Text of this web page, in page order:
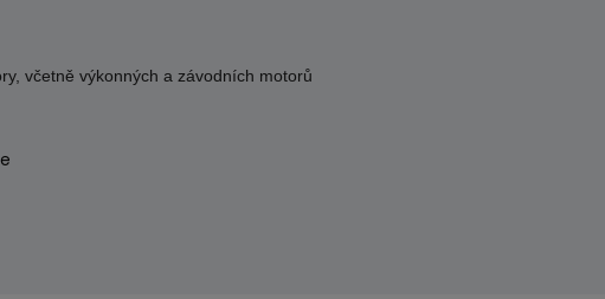
včetně výkonných a závodních motorů